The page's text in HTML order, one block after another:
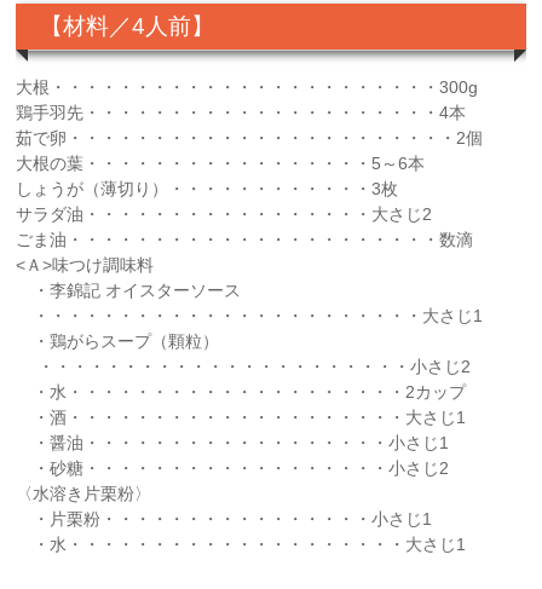
【材料／4人前】
大根・・・・・・・・・・・・・・・・・・・・・・・300g
鶏手羽先・・・・・・・・・・・・・・・・・・・・・4本
茹で卵・・・・・・・・・・・・・・・・・・・・・・・2個
大根の葉・・・・・・・・・・・・・・・・・5～6本
しょうが（薄切り）・・・・・・・・・・・・3枚
サラダ油・・・・・・・・・・・・・・・・・大さじ2
ごま油・・・・・・・・・・・・・・・・・・・・・・数滴
<Ａ>味つけ調味料
・李錦記 オイスターソース
・・・・・・・・・・・・・・・・・・・・・・・大さじ1
・鶏がらスープ（顆粒）
・・・・・・・・・・・・・・・・・・・・・・小さじ2
・水・・・・・・・・・・・・・・・・・・・・2カップ
・酒・・・・・・・・・・・・・・・・・・・・大さじ1
・醤油・・・・・・・・・・・・・・・・・・小さじ1
・砂糖・・・・・・・・・・・・・・・・・・小さじ2
〈水溶き片栗粉〉
・片栗粉・・・・・・・・・・・・・・・・小さじ1
・水・・・・・・・・・・・・・・・・・・・・大さじ1